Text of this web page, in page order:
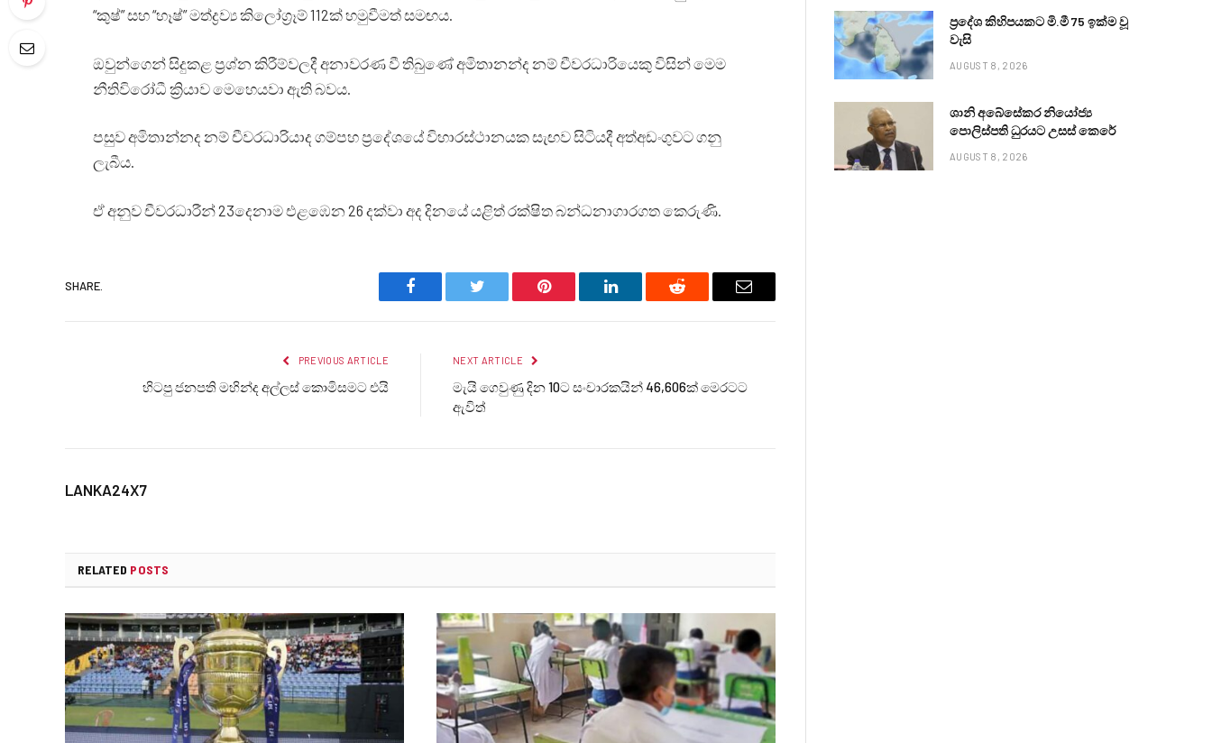
“කුෂ්” සහ “හෑෂ්” මත්ද්‍රව්‍ය කිලෝග්‍රෑම් 112ක් හමුවීමත් සමඟය.
ඔවුන්ගෙන් සිදුකළ ප්‍රශ්න කිරීම්වලදී අනාවරණ වී තිබුණේ අමිතානන්ද නම් චීවරධාරියෙකු විසින් මෙම
නීතිවිරෝධී ක්‍රියාව මෙහෙයවා ඇති බවය.
පසුව අමිතාන්නද නම් චීවරධාරියාද ගම්පහ ප්‍රදේශයේ විහාරස්ථානයක සැඟව සිටියදී අත්අඩංගුවට ගනු
ලැබීය.
ඒ අනුව චීවරධාරීන් 23දෙනාම එළඹෙන 26 දක්වා අද දිනයේ යළිත් රක්ෂිත බන්ධනාගාරගත කෙරුණි.
SHARE.
Facebook Twitter Pinterest LinkedIn Reddit Email
PREVIOUS ARTICLE
හිටපු ජනපති මහින්ද අල්ලස් කොමිසමට එයි
NEXT ARTICLE
මැයි ගෙවුණු දින 10ට සංචාරකයින් 46,606ක් මෙරටට
ඇවිත්
LANKA24X7
RELATED POSTS
ප්‍රදේශ කිහිපයකට මි.මී 75 ඉක්ම වූ
වැසි
AUGUST 8, 2026
ශානි අබේසේකර නියෝජ්‍ය
පොලිස්පති ධුරයට උසස් කෙරේ
AUGUST 8, 2026